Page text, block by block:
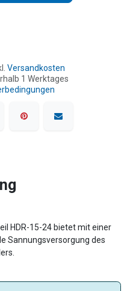
Versandkosten
1 Werktages
HDR-15-24 bietet mit einer
Sannungsversorgung des